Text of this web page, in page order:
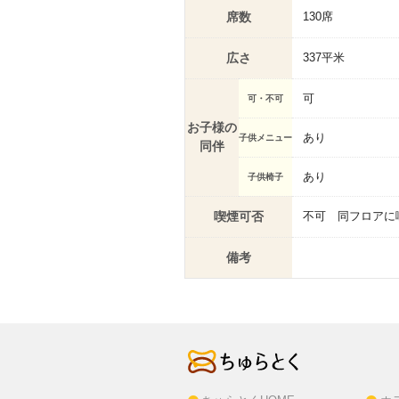
席数 130席
広さ 337平米
お子様の
同伴
可・不可 可
子供メニュー あり
子供椅子 あり
喫煙可否 不可 同フロアに
備考